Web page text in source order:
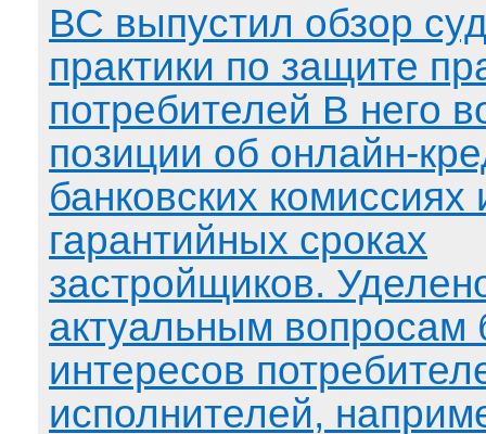
ВС выпустил обзор
практики по защите
потребителей В него
позиции об онлайн-
банковских комиссиях
гарантийных сроках
застройщиков.
актуальным вопросам
интересов
исполнителей,